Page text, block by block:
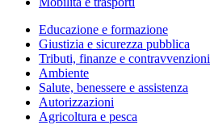
Educazione e formazione
Giustizia e sicurezza pubblica
Tributi, finanze e contravvenzioni
Ambiente
Salute, benessere e assistenza
Autorizzazioni
Agricoltura e pesca